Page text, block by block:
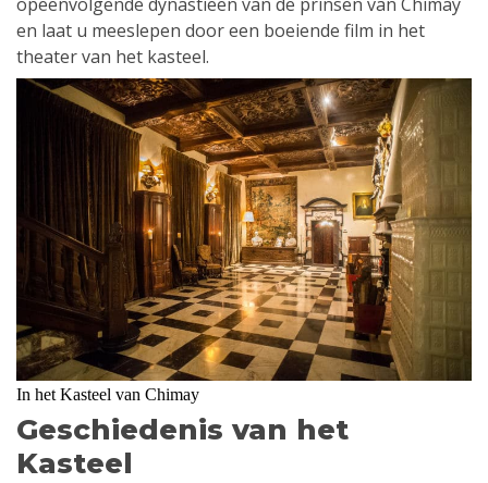
en laat u meeslepen door een boeiende film in het
theater van het kasteel.
In het Kasteel van Chimay
Geschiedenis van het
Kasteel